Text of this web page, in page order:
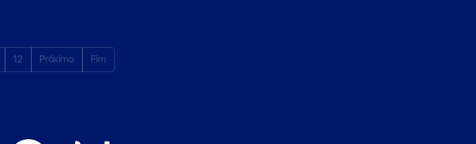
12 Próximo Fim